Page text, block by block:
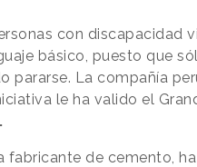
con discapacidad
básico, puesto que
pararse. La compañía
le ha valido el
.
fabricante de cemento, ha